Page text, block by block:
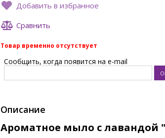
Добавить в избранное
Сравнить
Товар временно отсутствует
Сообщить, когда появится на e-mail
Описание
Ароматное мыло с лавандой